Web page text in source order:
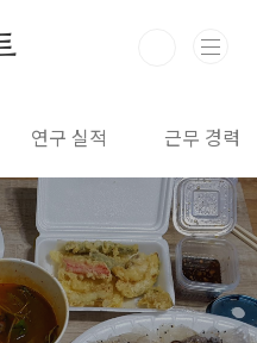
연구 실적 근무 경력